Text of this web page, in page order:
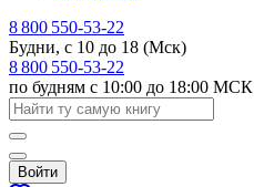
8 800 550-53-22
Будни, с 10 до 18 (Мск)
8 800 550-53-22
по будням с 10:00 до 18:00 МСК
Войти